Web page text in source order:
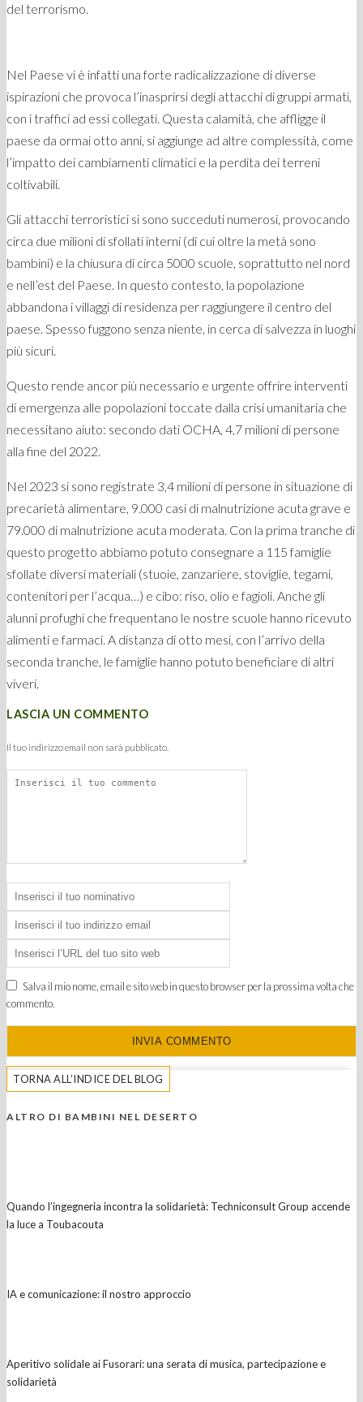
del terrorismo.
Nel Paese vi è infatti una forte radicalizzazione di diverse
ispirazioni che provoca l’inasprirsi degli attacchi di gruppi armati,
con i traffici ad essi collegati. Questa calamità, che affligge il
paese da ormai otto anni, si aggiunge ad altre complessità, come
l’impatto dei cambiamenti climatici e la perdita dei terreni
coltivabili.
Gli attacchi terroristici si sono succeduti numerosi, provocando
circa due milioni di sfollati interni (di cui oltre la metà sono
bambini) e la chiusura di circa 5000 scuole, soprattutto nel nord
e nell’est del Paese. In questo contesto, la popolazione
abbandona i villaggi di residenza per raggiungere il centro del
paese. Spesso fuggono senza niente, in cerca di salvezza in luoghi
più sicuri.
Questo rende ancor più necessario e urgente offrire interventi
di emergenza alle popolazioni toccate dalla crisi umanitaria che
necessitano aiuto: secondo dati OCHA, 4,7 milioni di persone
alla fine del 2022.
Nel 2023 si sono registrate 3,4 milioni di persone in situazione di
precarietà alimentare, 9.000 casi di malnutrizione acuta grave e
79.000 di malnutrizione acuta moderata. Con la prima tranche di
questo progetto abbiamo potuto consegnare a 115 famiglie
sfollate diversi materiali (stuoie, zanzariere, stoviglie, tegami,
contenitori per l’acqua…) e cibo: riso, olio e fagioli. Anche gli
alunni profughi che frequentano le nostre scuole hanno ricevuto
alimenti e farmaci. A distanza di otto mesi, con l’arrivo della
seconda tranche, le famiglie hanno potuto beneficiare di altri
viveri.
LASCIA UN COMMENTO
Il tuo indirizzo email non sarà pubblicato.
Salva il mio nome, email e sito web in questo browser per la prossima volta che
commento.
TORNA ALL’INDICE DEL BLOG
ALTRO DI BAMBINI NEL DESERTO
Quando l’ingegneria incontra la solidarietà: Techniconsult Group accende
la luce a Toubacouta
IA e comunicazione: il nostro approccio
Aperitivo solidale ai Fusorari: una serata di musica, partecipazione e
solidarietà